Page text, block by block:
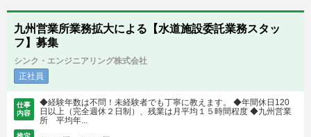
九州営業所業務拡大による【水道施設委託業務スタッ
フ】募集
シンク・エンジニアリング株式会社
正社員
仕事
内容
◆経験年数は不問！未経験者でも丁寧に教えます。 ◆年間休日120
日以上（完全週休２日制）、残業は月平均１５時間程度 ◆九州営業
所 平均年...